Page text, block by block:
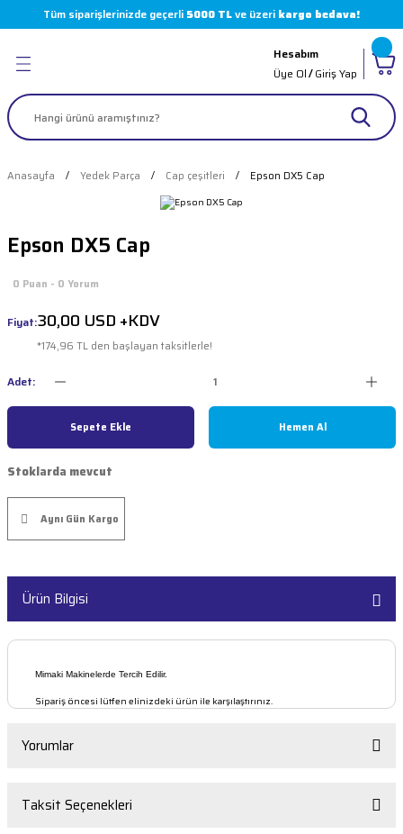
Tüm siparişlerinizde geçerli 5000 TLve üzeri kargo bedava!
Geri Dön
Geri Dön
Geri Dön
Şeritler
Geri Dön
)
Parçaları
Parçaları
Makinesi Parçaları
Parçaları
Parçaları
Parçaları
Parçaları
Parçaları
Hesabım
Üye Ol/Giriş Yap
Anasayfa Yedek Parça Cap çeşitleri Epson DX5 Cap
Epson DX5 Cap
0 Puan - 0 Yorum
Fiyat:30,00 USD +KDV
*174,96 TL den başlayan taksitlerle!
Adet:
Sepete Ekle Hemen Al
Stoklarda mevcut
Aynı Gün Kargo
Ürün Bilgisi
Mimaki Makinelerde Tercih Edilir.
Sipariş öncesi lütfen elinizdeki ürün ile karşılaştırınız.
Yorumlar
Taksit Seçenekleri